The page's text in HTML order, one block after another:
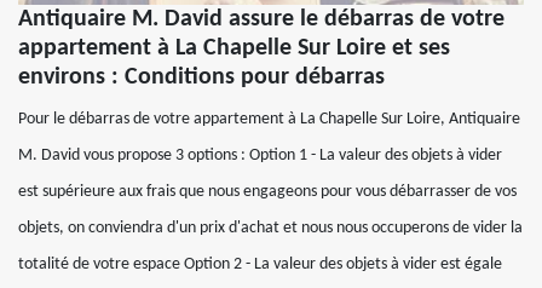
Antiquaire M. David assure le débarras de votre
appartement à La Chapelle Sur Loire et ses
environs : Conditions pour débarras
Pour le débarras de votre appartement à La Chapelle Sur Loire, Antiquaire
M. David vous propose 3 options : Option 1 - La valeur des objets à vider
est supérieure aux frais que nous engageons pour vous débarrasser de vos
objets, on conviendra d'un prix d'achat et nous nous occuperons de vider la
totalité de votre espace Option 2 - La valeur des objets à vider est égale